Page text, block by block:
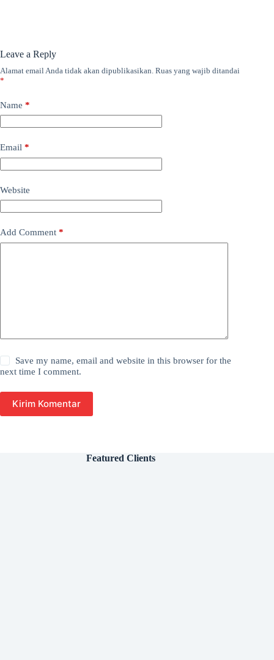
Leave a Reply
Alamat email Anda tidak akan dipublikasikan. Ruas yang wajib ditandai
*
Name *
Email *
Website
Add Comment *
Save my name, email and website in this browser for the
next time I comment.
Kirim Komentar
Featured Clients